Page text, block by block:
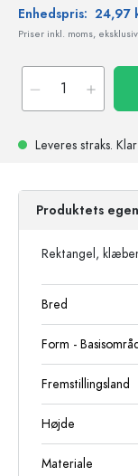
Enhedspris: 24,97
Priser inkl. moms,
Leveres straks.
Produktets
Rektangel,
Bred
Form -
Fremstillingsland
Højde
Materiale